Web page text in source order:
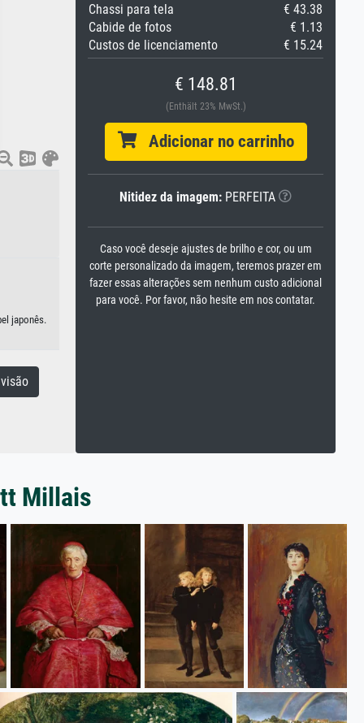
japonês.
Chassi para tela
€ 43.38
Cabide de fotos
€ 1.13
Custos de licenciamento
€ 15.24
€ 148.81
(Enthält 23% MwSt.)
Adicionar no carrinho
Nitidez da imagem: PERFEITA
Caso você deseje ajustes de brilho e cor, ou um
corte personalizado da imagem, teremos prazer em
fazer essas alterações sem nenhum custo adicional
para você. Por favor, não hesite em nos contatar.
Millais